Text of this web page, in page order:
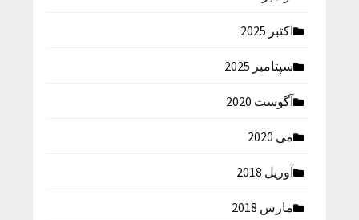
اکتبر 2025
سپتامبر 2025
آگوست 2020
می 2020
آوریل 2018
مارس 2018